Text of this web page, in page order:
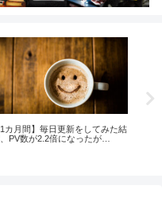
【ネタ集め】ブログ記事を速
き上げるコツは事前の準備に